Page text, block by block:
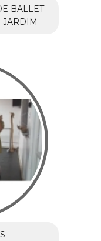
BALLET
JARDIM